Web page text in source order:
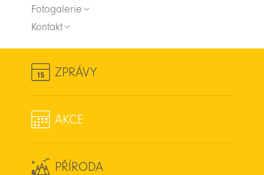
Fotogalerie
Kontakt
ZPRÁVY
AKCE
PŘÍRODA